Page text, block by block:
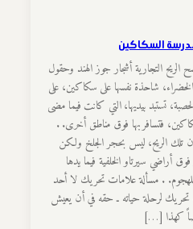
مدرسة السكاكين
التجارية أشجار جوز الهند وحقول
شاحذة نفسها على سكاكين، على
تستبد بيديها، التي كانت فيما مضى
فتسافر بها فوق مناطق أخرى. .
تلك الريح، ليس بحجر الجلخ ولكن
سيرتاو الخلفية فيما يدها
للهجوم. . مسألة علامات تحريك لا أحد
لرحلة حياته ـ حقه في أن يعيش
كهذا […]